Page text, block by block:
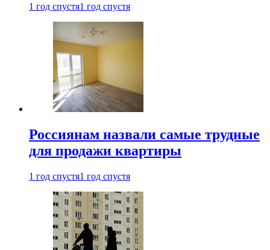
1 год спустя1 год спустя
Россиянам назвали самые трудные
для продажи квартиры
1 год спустя1 год спустя